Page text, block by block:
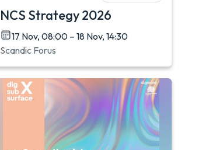
NCS Strategy 2026
17 Nov, 08:00 – 18 Nov, 14:30
Scandic Forus